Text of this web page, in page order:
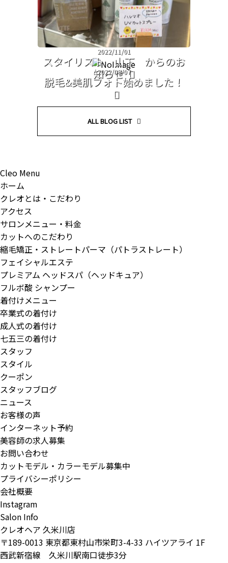
2022/11/01
スタイリスト 山下 からのお
知らせ
2022/09/07
脱毛&美肌フォト始めました！
ALL BLOG LIST
Cleo Menu
ホーム
クレオとは・こだわり
アクセス
サロンメニュー・料金
カットへのこだわり
縮毛矯正・ストレートパーマ（パトラストレート）
フェイシャルエステ
プレミアム ヘッドスパ（ヘッドキュア）
フルボ酸 シャンプー
着付けメニュー
卒業式の着付け
成人式の着付け
七五三の着付け
スタッフ
スタイル
クーポン
スタッフブログ
ニュース
お客様の声
インターネット予約
美容師の求人募集
お問い合わせ
カットモデル・カラーモデル募集中
プライバシーポリシー
会社概要
Instagram
Salon Info
クレオヘア 久米川店
〒189-0013 東京都東村山市栄町3-4-33 ハイツアライ 1F
西武新宿線 久米川駅南口徒歩3分